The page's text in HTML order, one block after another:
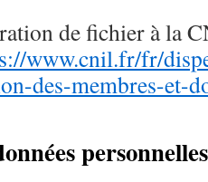
de fichier à la
www.cnil.fr/fr/
des-membres-et-
personnelles